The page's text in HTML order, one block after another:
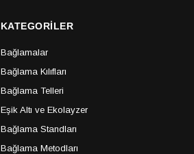
KATEGORİLER
Bağlamalar
Bağlama Kılıfları
Bağlama Telleri
Eşik Altı ve Ekolayzer
Bağlama Standları
Bağlama Metodları